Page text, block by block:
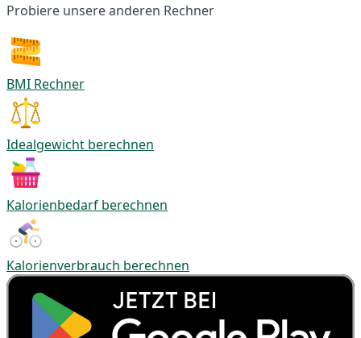
Probiere unsere anderen Rechner
BMI Rechner
Idealgewicht berechnen
Kalorienbedarf berechnen
Kalorienverbrauch berechnen